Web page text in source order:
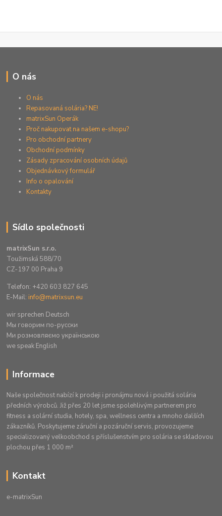
O nás
O nás
Repasovaná solária? NE!
matrixSun Operák
Proč nakupovat na našem e-shopu?
Pro obchodní partnery
Obchodní podmínky
Zásady zpracování osobních údajů
Objednávkový formulář
Info o opalování
Kontakty
Sídlo společnosti
matrixSun s.r.o.
Toužimská 588/70
CZ-197 00 Praha 9
Telefon: +420 603 827 645
E-Mail: info@matrixsun.eu
wir sprechen Deutsch
Mы говорим по-русски
Ми розмовляємо українською
we speak English
Informace
Naše společnost nabízí k prodeji i pronájmu nová i použitá solária
předních výrobců. Již přes 20 let jsme spolehlivým partnerem pro
fitness a solární studia, hotely, spa, wellness centra a mnoho dalších
zákazníků. Poskytujeme záruční a pozáruční servis, provozujeme
specializovaný velkoobchod s příslušenstvím pro solária se skladovou
plochou přes 1 000 m²
Kontakt
e-matrixSun